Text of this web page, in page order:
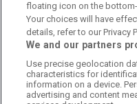
Annonsera på Fotbolldirekt
Redaktionell policy
Personuppgiftspolicy
Cookiepolicy
floating icon on the
Your choices will have
details, refer to our Privacy
We and our partners
Use precise geolocation
characteristics for
information on a device.
advertising and content